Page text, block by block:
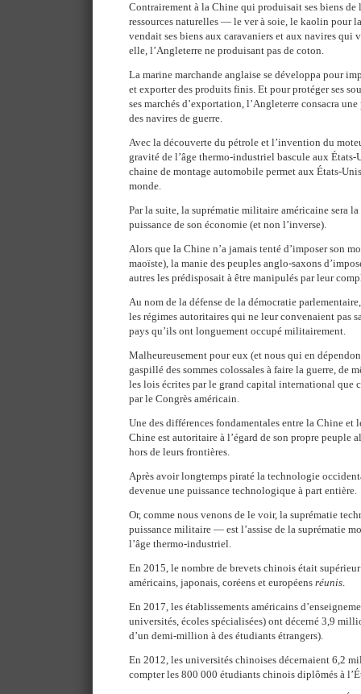
Contrairement à la Chine qui produisait ses biens de
ressources naturelles — le ver à soie, le kaolin pour
vendait ses biens aux caravaniers et aux navires qui
elle, l’Angleterre ne produisant pas de coton.
La marine marchande anglaise se développa pour
et exporter des produits finis. Et pour protéger ses
ses marchés d’exportation, l’Angleterre consacra
des navires de guerre.
Avec la découverte du pétrole et l’invention du
gravité de l’âge thermo-industriel bascule aux
chaine de montage automobile permet aux États-
monde.
Par la suite, la suprématie militaire américaine sera
puissance de son économie (et non l’inverse).
Alors que la Chine n’a jamais tenté d’imposer son
maoïste), la manie des peuples anglo-saxons
autres les prédisposait à être manipulés par leur
Au nom de la défense de la démocratie
les régimes autoritaires qui ne leur convenaient pas
pays qu’ils ont longuement occupé militairement.
Malheureusement pour eux (et nous qui en
gaspillé des sommes colossales à faire la guerre, de
les lois écrites par le grand capital international que
par le Congrès américain.
Une des différences fondamentales entre la Chine et
Chine est autoritaire à l’égard de son propre peuple
hors de leurs frontières.
Après avoir longtemps piraté la technologie
devenue une puissance technologique à part entière.
Or, comme nous venons de le voir, la suprématie
puissance militaire — est l’assise de la suprématie
l’âge thermo-industriel.
En 2015, le nombre de brevets chinois était
américains, japonais, coréens et européens réunis.
En 2017, les établissements américains
universités, écoles spécialisées) ont décerné 3,9
d’un demi-million à des étudiants étrangers).
En 2012, les universités chinoises décernaient 6,2
compter les 800 000 étudiants chinois diplômés à